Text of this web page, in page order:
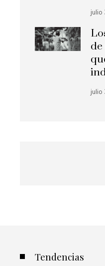
julio
julio
Tendencias